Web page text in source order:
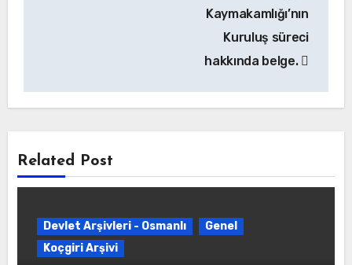
Kaymakamlığı’nın
Kuruluş süreci
hakkında belge.
Related Post
Devlet Arşivleri - Osmanlı
Genel
Koçgiri Arşivi